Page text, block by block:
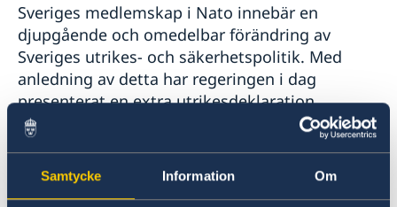
Samtycke Information Om
Sveriges medlemskap i Nato innebär en
djupgående och omedelbar förändring av
Sveriges utrikes- och säkerhetspolitik. Med
anledning av detta har regeringen i dag
presenterat en extra utrikesdeklaration.
– Medlemskapet i Nato kommer att utgöra en
grundsten i Sveriges utrikes- och
säkerhetspolitik. Sverige ska vara en trovärdig,